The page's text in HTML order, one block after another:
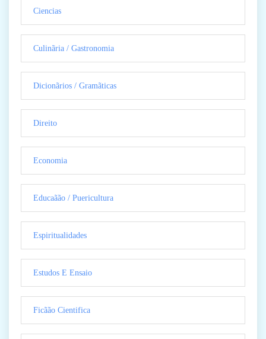
Ciencias
Culinãria / Gastronomia
Dicionãrios / Gramãticas
Direito
Economia
Educaãão / Puericultura
Espiritualidades
Estudos E Ensaio
Ficãão Cientifica